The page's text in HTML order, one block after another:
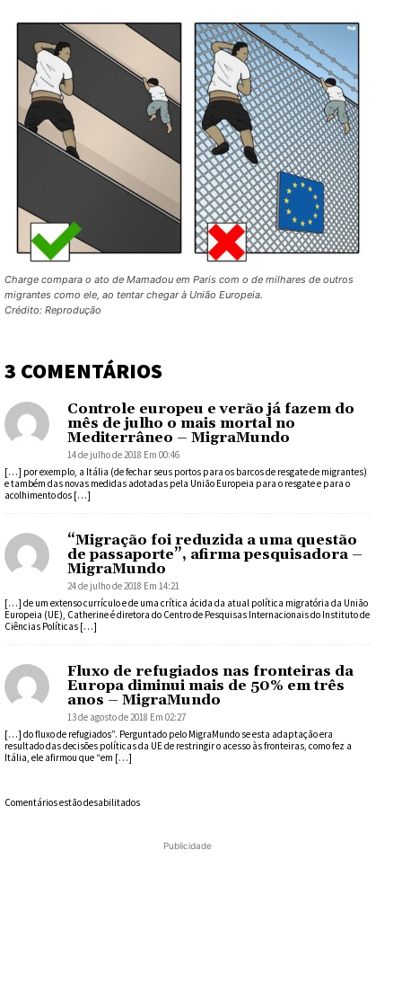
Charge compara o ato de Mamadou em Paris com o de milhares de outros
migrantes como ele, ao tentar chegar à União Europeia.
Crédito: Reprodução
3 COMENTÁRIOS
Controle europeu e verão já fazem do
mês de julho o mais mortal no
Mediterrâneo – MigraMundo
14 de julho de 2018 Em 00:46
[…] por exemplo, a Itália (de fechar seus portos para os barcos de resgate de migrantes)
e também das novas medidas adotadas pela União Europeia para o resgate e para o
acolhimento dos […]
“Migração foi reduzida a uma questão
de passaporte”, afirma pesquisadora –
MigraMundo
24 de julho de 2018 Em 14:21
[…] de um extenso currículo e de uma crítica ácida da atual política migratória da União
Europeia (UE), Catherine é diretora do Centro de Pesquisas Internacionais do Instituto de
Ciências Políticas […]
Fluxo de refugiados nas fronteiras da
Europa diminui mais de 50% em três
anos – MigraMundo
13 de agosto de 2018 Em 02:27
[…] do fluxo de refugiados”. Perguntado pelo MigraMundo se esta adaptação era
resultado das decisões políticas da UE de restringir o acesso às fronteiras, como fez a
Itália, ele afirmou que “em […]
Comentários estão desabilitados
Publicidade